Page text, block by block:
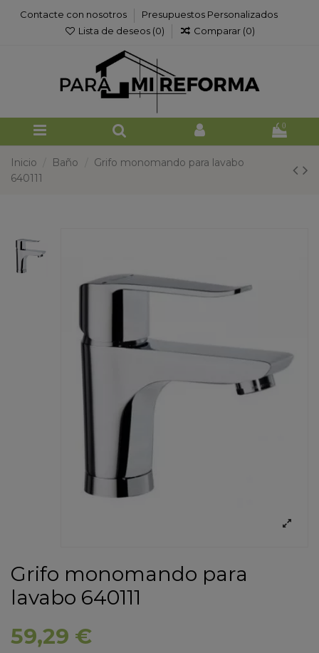
Contacte con nosotros
Presupuestos Personalizados
Lista de deseos (0) Comparar (0)
0
Inicio Baño
Grifo monomando para lavabo
640111
Grifo monomando para
lavabo 640111
59,29 €